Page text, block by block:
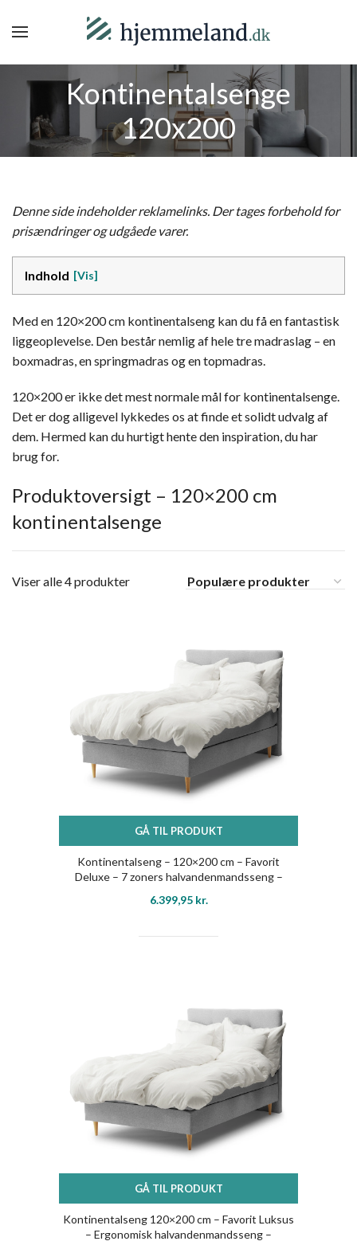
Kontinentalsenge
120x200
Denne side indeholder reklamelinks. Der tages forbehold for
prisændringer og udgåede varer.
Indhold
Med en 120×200 cm kontinentalseng kan du få en fantastisk
liggeoplevelse. Den består nemlig af hele tre madraslag – en
boxmadras, en springmadras og en topmadras.
120×200 er ikke det mest normale mål for kontinentalsenge.
Det er dog alligevel lykkedes os at finde et solidt udvalg af
dem. Hermed kan du hurtigt hente den inspiration, du har
brug for.
Produktoversigt – 120×200 cm
kontinentalsenge
Viser alle 4 produkter
GÅ TIL PRODUKT
Kontinentalseng – 120×200 cm – Favorit
Deluxe – 7 zoners halvandenmandsseng –
6.399,95 kr.
GÅ TIL PRODUKT
Kontinentalseng 120×200 cm – Favorit Luksus
– Ergonomisk halvandenmandsseng –